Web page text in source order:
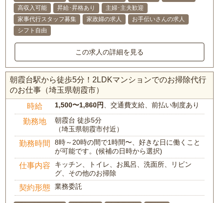
高収入可能 昇給･昇格あり
主婦･主夫歓迎
家事代行スタッフ募集
家政婦の求人
お手伝いさんの求人
シフト自由
この求人の詳細を見る
朝霞台駅から徒歩5分！2LDKマンションでのお掃除代行
のお仕事（埼玉県朝霞市）
時給 1,500〜1,860円 、交通費支給、前払い制度あり
勤務地
朝霞台 徒歩5分
（埼玉県朝霞市付近）
勤務時間
8時～20時の間で1時間〜、好きな日に働くこと
が可能です。(候補の日時から選択)
仕事内容
キッチン、トイレ、お風呂、洗面所、リビン
グ、その他のお掃除
契約形態 業務委託